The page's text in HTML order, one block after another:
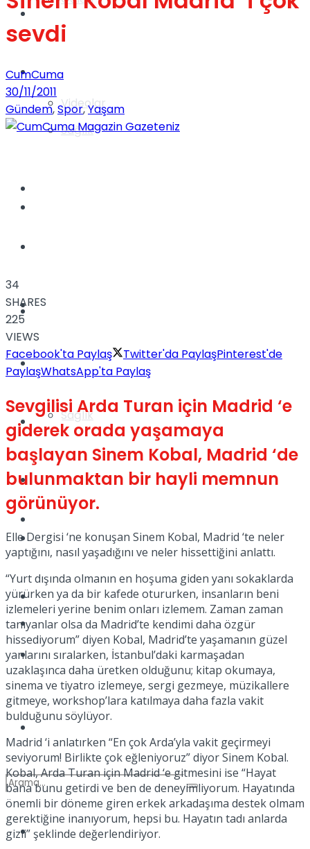
Videolar
Yaşam
Sağlık
Kadınca
Dünya
Türkiye
Gündem
Yaşam
Sağlık
Dünya
Türkiye
Müzik
Sinema
Tatil
Spor
Podcast
No Result
sevdi
CumCuma
30/11/2011
Gündem,Spor,Yaşam
34
SHARES
225
VIEWS
Facebook'ta Paylaş
Twitter'da PaylaşPinterest'de
PaylaşWhatsApp'ta Paylaş
Sevgilisi Arda Turan için Madrid ‘e
giderek orada yaşamaya
başlayan Sinem Kobal, Madrid ‘de
bulunmaktan bir hayli memnun
görünüyor.
Elle Dergisi ‘ne konuşan Sinem Kobal, Madrid ‘te neler
yaptığını, nasıl yaşadığını ve neler hissettiğini anlattı.
“Yurt dışında olmanın en hoşuma giden yanı sokaklarda
yürürken ya da bir kafede otururken, insanların beni
izlemeleri yerine benim onları izlemem. Zaman zaman
tanıyanlar olsa da Madrid’te kendimi daha özgür
hissediyorum” diyen Kobal, Madrid’te yaşamanın güzel
yanlarını sıralarken, İstanbul’daki karmaşadan
uzaklaşınca daha üretken olduğunu; kitap okumaya,
sinema ve tiyatro izlemeye, sergi gezmeye, müzikallere
gitmeye, workshop’lara katılmaya daha fazla vakit
bulduğunu söylüyor.
Madrid ‘i anlatırken “En çok Arda’yla vakit geçirmeyi
seviyorum! Birlikte çok eğleniyoruz” diyor Sinem Kobal.
Kobal, Arda Turan için Madrid ‘e gitmesini ise “Hayat
bana bunu getirdi ve ben de deneyimliyorum. Hayatında
önemli bir döneme giren erkek arkadaşıma destek olmam
gerektiğine inanıyorum, hepsi bu. Hayatın tadı anlarda
gizli” şeklinde değerlendiriyor.